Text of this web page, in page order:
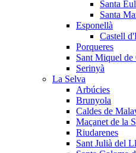
Santa
Santa
Esponellà
Castell
Porqueres
Sant Miquel de
Serinyà
La Selva
Arbúcies
Brunyola
Caldes de
Maçanet de la
Riudarenes
Sant Julià del